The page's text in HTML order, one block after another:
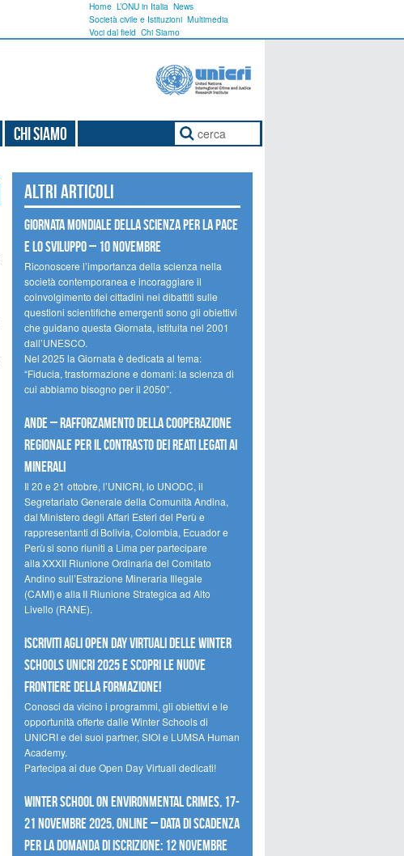
Home L’ONU in Italia News
Società civile e Istituzioni Multimedia
Voci dal field Chi Siamo
Chi Siamo
Altri articoli
Giornata mondiale della scienza per la pace
e lo sviluppo – 10 novembre
Riconoscere l’importanza della scienza nella
società contemporanea e incoraggiare il
coinvolgimento dei cittadini nei dibattiti sulle
questioni scientifiche emergenti sono gli obiettivi
che guidano questa Giornata, istituita nel 2001
dall’UNESCO.
Nel 2025 la Giornata è dedicata al tema:
“Fiducia, trasformazione e domani: la scienza di
cui abbiamo bisogno per il 2050”.
Ande – Rafforzamento della cooperazione
regionale per il contrasto dei reati legati ai
minerali
Il 20 e 21 ottobre, l’UNICRI, lo UNODC, il
Segretariato Generale della Comunità Andina,
dal Ministero degli Affari Esteri del Perù e
rappresentanti di Bolivia, Colombia, Ecuador e
Perù si sono riuniti a Lima per partecipare
alla XXXII Riunione Ordinaria del Comitato
Andino sull’Estrazione Mineraria Illegale
(CAMI) e alla II Riunione Strategica ad Alto
Livello (RANE).
Iscriviti agli Open Day Virtuali delle Winter
Schools UNICRI 2025 e scopri le nuove
frontiere della formazione!
Conosci da vicino i programmi, gli obiettivi e le
opportunità offerte dalle Winter Schools di
UNICRI e dei suoi partner, SIOI e LUMSA Human
Academy.
Partecipa ai due Open Day Virtuali dedicati!
Winter School on Environmental Crimes, 17-
21 novembre 2025, Online – Data di scadenza
per la domanda di iscrizione: 12 novembre